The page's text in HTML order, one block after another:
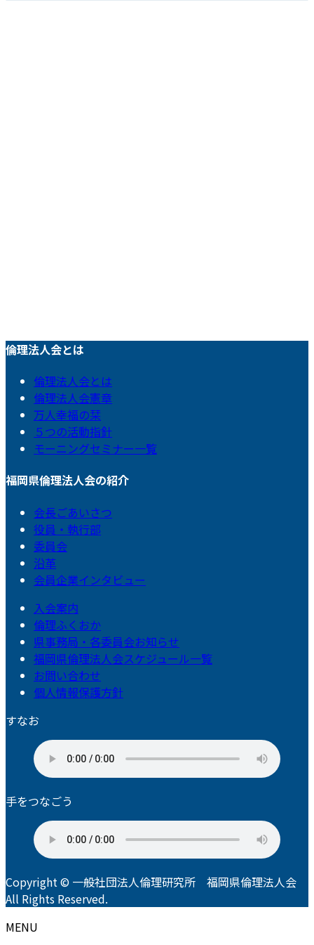
倫理法人会とは
倫理法人会とは
倫理法人会憲章
万人幸福の栞
５つの活動指針
モーニングセミナー一覧
福岡県倫理法人会の紹介
会長ごあいさつ
役員・執行部
委員会
沿革
会員企業インタビュー
入会案内
倫理ふくおか
県事務局・各委員会お知らせ
福岡県倫理法人会スケジュール一覧
お問い合わせ
個人情報保護方針
すなお
手をつなごう
Copyright © 一般社団法人倫理研究所 福岡県倫理法人会
All Rights Reserved.
MENU